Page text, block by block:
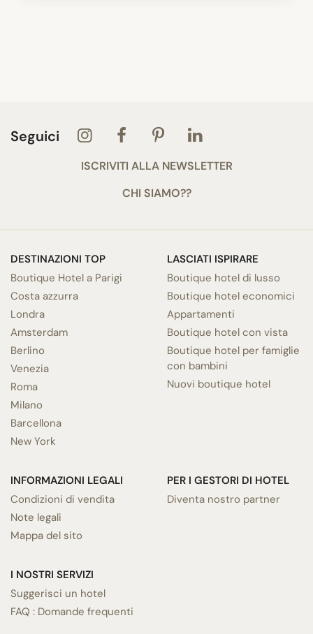
Seguici
ISCRIVITI ALLA NEWSLETTER
CHI SIAMO??
DESTINAZIONI TOP
Boutique Hotel a Parigi
Costa azzurra
Londra
Amsterdam
Berlino
Venezia
Roma
Milano
Barcellona
New York
LASCIATI ISPIRARE
Boutique hotel di lusso
Boutique hotel economici
Appartamenti
Boutique hotel con vista
Boutique hotel per famiglie
con bambini
Nuovi boutique hotel
INFORMAZIONI LEGALI
Condizioni di vendita
Note legali
Mappa del sito
I NOSTRI SERVIZI
Suggerisci un hotel
FAQ : Domande frequenti
PER I GESTORI DI HOTEL
Diventa nostro partner